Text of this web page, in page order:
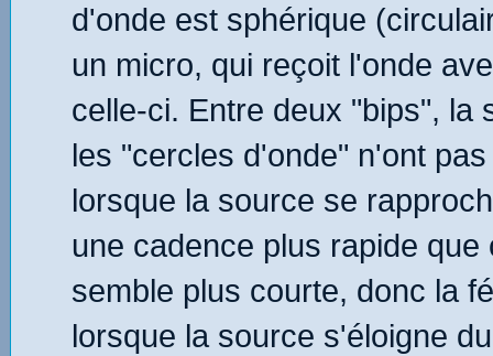
d'onde est sphérique
un micro, qui reçoit l'onde
celle-ci. Entre deux "bips", la
les "cercles d'onde" n'ont
lorsque la source se
une cadence plus rapide
semble plus courte, donc la
lorsque la source s'éloigne